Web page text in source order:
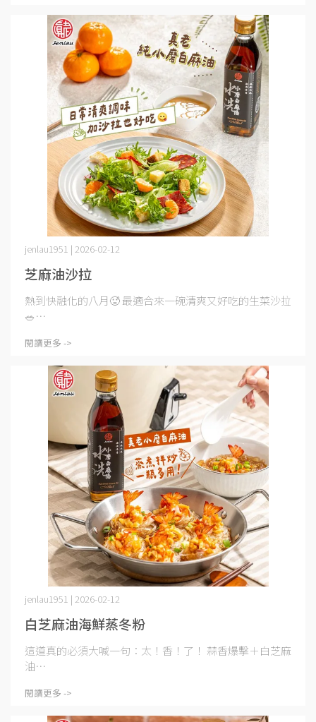
芝麻油沙拉
jenlau1951 | 2026-02-12
熱到快融化的八月🥵 最適合來一碗清爽又好吃的生菜沙拉
🥗⋯
閱讀更多 ->
白芝麻油海鮮蒸冬粉
jenlau1951 | 2026-02-12
這道真的必須大喊一句：太！香！了！ 蒜香爆擊＋白芝麻
油⋯
閱讀更多 ->